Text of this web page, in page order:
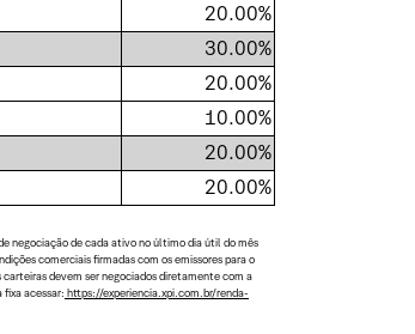
20.00%
30.00%
20.00%
10.00%
20.00%
20.00%
negociação de cada ativo no último dia útil do mês
comerciais firmadas com os emissores para o
devem ser negociados diretamente com a
fixa acessar: https://experiencia.xpi.com.br/renda-